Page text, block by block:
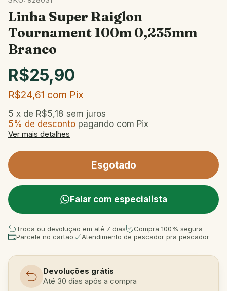
Linha Super Raiglon
Tournament 100m 0,235mm
Branco
R$25,90
R$24,61 com Pix
5 x de R$5,18 sem juros
5% de desconto pagando com Pix
Ver mais detalhes
Falar com especialista
Troca ou devolução em até 7 dias
Compra 100% segura
Parcele no cartão
Atendimento de pescador pra pescador
Devoluções grátis
Até 30 dias após a compra